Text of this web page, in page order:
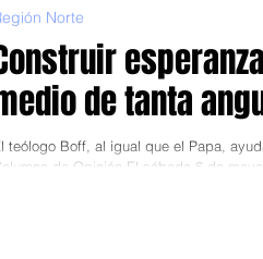
de tanta
teólogo Boff, al igual que el Papa,
de Opinión El sábado 6 de
Norte